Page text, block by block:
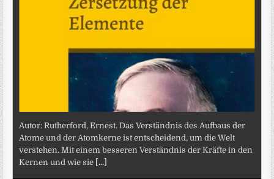
Autor: Rutherford, Ernest. Das Verständnis des Aufbaus der
Atome und der Atomkerne ist entscheidend, um die Welt
verstehen. Mit einem besseren Verständnis der Kräfte in den
Kernen und wie sie [...]